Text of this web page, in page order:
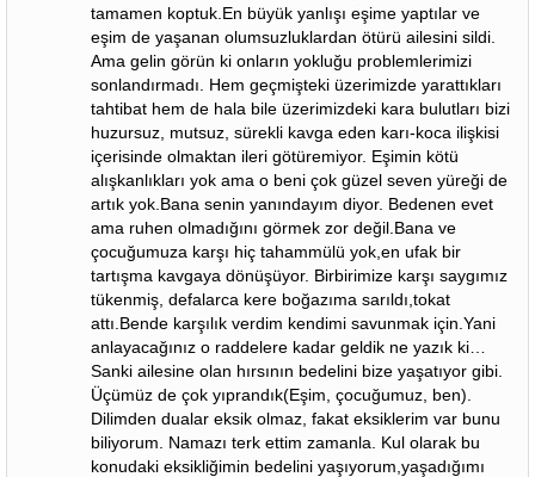
tamamen koptuk.En büyük yanlışı eşime yaptılar ve
eşim de yaşanan olumsuzluklardan ötürü ailesini sildi.
Ama gelin görün ki onların yokluğu problemlerimizi
sonlandırmadı. Hem geçmişteki üzerimizde yarattıkları
tahtibat hem de hala bile üzerimizdeki kara bulutları bizi
huzursuz, mutsuz, sürekli kavga eden karı-koca ilişkisi
içerisinde olmaktan ileri götüremiyor. Eşimin kötü
alışkanlıkları yok ama o beni çok güzel seven yüreği de
artık yok.Bana senin yanındayım diyor. Bedenen evet
ama ruhen olmadığını görmek zor değil.Bana ve
çocuğumuza karşı hiç tahammülü yok,en ufak bir
tartışma kavgaya dönüşüyor. Birbirimize karşı saygımız
tükenmiş, defalarca kere boğazıma sarıldı,tokat
attı.Bende karşılık verdim kendimi savunmak için.Yani
anlayacağınız o raddelere kadar geldik ne yazık ki…
Sanki ailesine olan hırsının bedelini bize yaşatıyor gibi.
Üçümüz de çok yıprandık(Eşim, çocuğumuz, ben).
Dilimden dualar eksik olmaz, fakat eksiklerim var bunu
biliyorum. Namazı terk ettim zamanla. Kul olarak bu
konudaki eksikliğimin bedelini yaşıyorum,yaşadığımı